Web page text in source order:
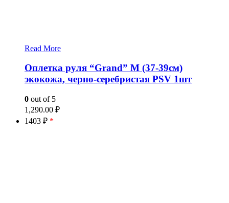
Read More
Оплетка руля “Grand” M (37-39см)
экокожа, черно-серебристая PSV 1шт
0 out of 5
1,290.00 ₽
1403 ₽ *